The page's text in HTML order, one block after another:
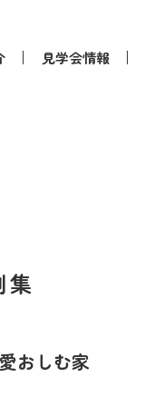
見学会情報
集
おしむ家